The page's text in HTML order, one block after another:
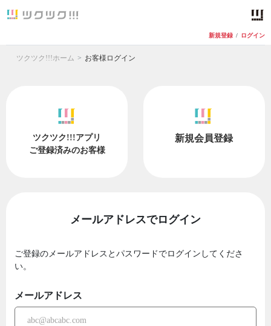
新規登録 / ログイン
ツクツク!!!ホーム お客様ログイン
ツクツク!!!アプリ
ご登録済みのお客様
新規会員登録
メールアドレスでログイン
ご登録のメールアドレスとパスワードでログインしてくださ
い。
メールアドレス